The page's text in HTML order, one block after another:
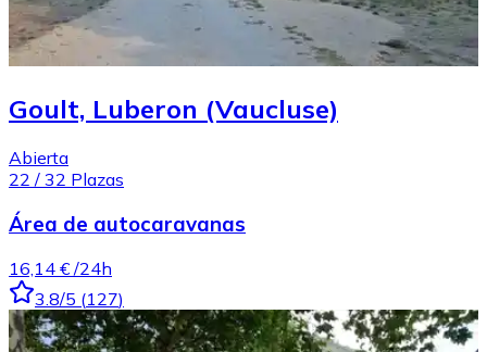
Goult, Luberon (Vaucluse)
Abierta
22 / 32 Plazas
Área de autocaravanas
16,14 € /24h
3.8/5 (127)